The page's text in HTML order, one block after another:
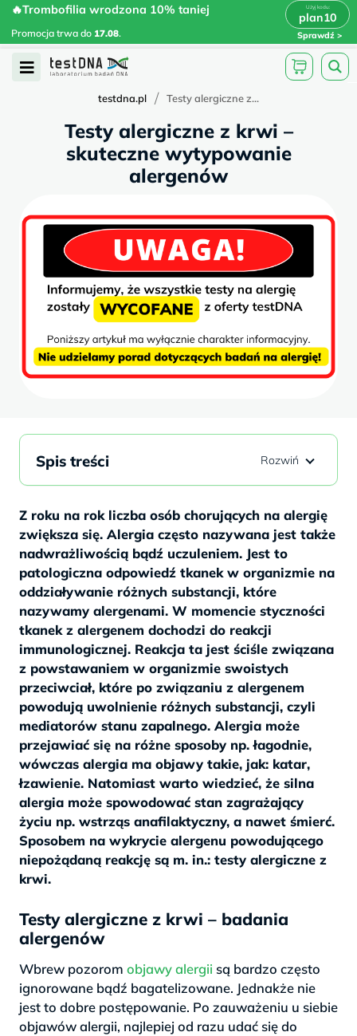
Skip
content
🔥Trombofilia wrodzona 10% taniej
Promocja trwa do 17.08.
plan10
Sprawdź
🔥Trombofilia wrodzona 10% taniej
plan10 x
Open
testdna.pl / Testy alergiczne z...
Testy alergiczne z krwi –
skuteczne wytypowanie
alergenów
Z roku na rok liczba osób chorujących na alergię
zwiększa się. Alergia często nazywana jest także
nadwrażliwością bądź uczuleniem. Jest to
patologiczna odpowiedź tkanek w organizmie na
oddziaływanie różnych substancji, które
nazywamy alergenami. W momencie styczności
tkanek z alergenem dochodzi do reakcji
immunologicznej. Reakcja ta jest ściśle związana
z powstawaniem w organizmie swoistych
przeciwciał, które po związaniu z alergenem
powodują uwolnienie różnych substancji, czyli
mediatorów stanu zapalnego. Alergia może
przejawiać się na różne sposoby np. łagodnie,
wówczas alergia ma objawy takie, jak: katar,
łzawienie. Natomiast warto wiedzieć, że silna
alergia może spowodować stan zagrażający
życiu np. wstrząs anafilaktyczny, a nawet śmierć.
Sposobem na wykrycie alergenu powodującego
niepożądaną reakcję są m. in.: testy alergiczne z
krwi.
Testy alergiczne z krwi – badania
alergenów
Wbrew pozorom objawy alergii są bardzo często
ignorowane bądź bagatelizowane. Jednakże nie
jest to dobre postępowanie. Po zauważeniu u siebie
objawów alergii, najlepiej od razu udać się do
Spis treści